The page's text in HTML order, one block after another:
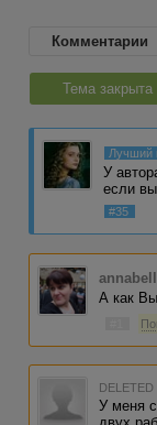
Комментарии
Тема закрыта
Лучший
У
если
#35
А как
DELETED
У меня